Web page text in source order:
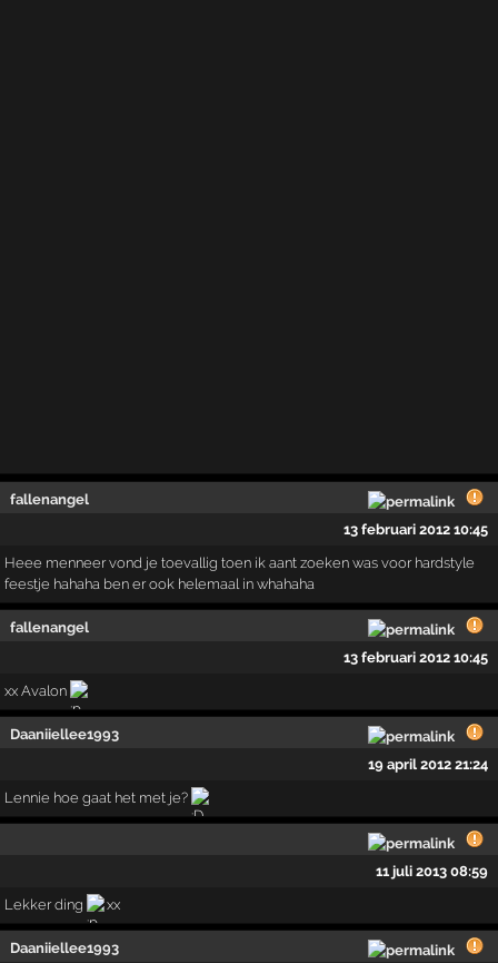
fallenangel
13 februari 2012 10:45
Heee menneer vond je toevallig toen ik aant zoeken was voor hardstyle
feestje hahaha ben er ook helemaal in whahaha
fallenangel
13 februari 2012 10:45
xx Avalon
Daaniiellee1993
19 april 2012 21:24
Lennie hoe gaat het met je?
11 juli 2013 08:59
Lekker ding xx
Daaniiellee1993